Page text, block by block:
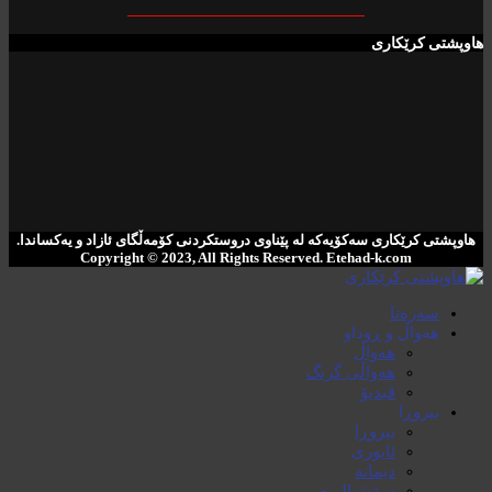
هاوپشتی کرێکاری
هاوپشتی کرێکاری سەکۆیەکە لە پێناوی دروستکردنی کۆمەڵگای ئازاد و یەکساندا.
Copyright © 2023, All Rights Reserved. ‌Etehad-k.com
سەرەتا
هەواڵ و ڕوداو
هەواڵ
هەواڵی گرنگ
ڤیدیۆ
بیروڕا
بیروڕا
ئابوری
دیمانە